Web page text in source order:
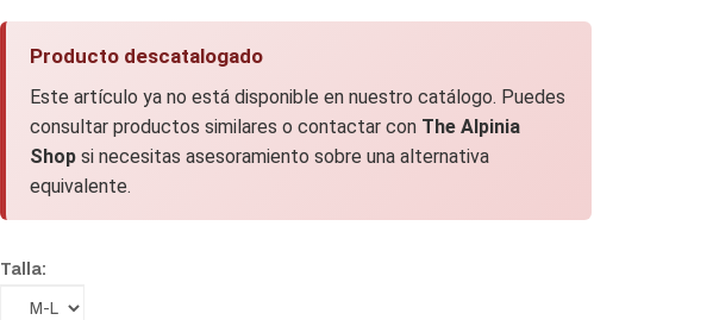
Producto descatalogado
Este artículo ya no está disponible en nuestro catálogo. Puedes
consultar productos similares o contactar con The Alpinia
Shop si necesitas asesoramiento sobre una alternativa
equivalente.
Talla: